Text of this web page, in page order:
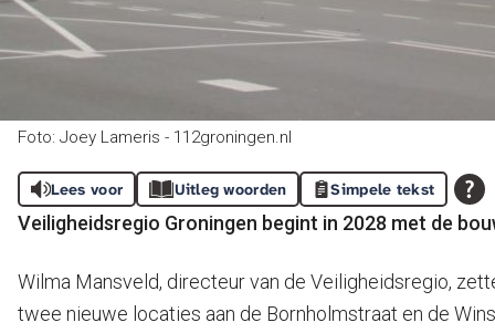
Foto: Joey Lameris - 112groningen.nl
Lees voor Uitleg woorden Simpele tekst
Veiligheidsregio Groningen begint in 2028 met de
Wilma Mansveld, directeur van de Veiligheidsregio,
twee nieuwe locaties aan de Bornholmstraat en de